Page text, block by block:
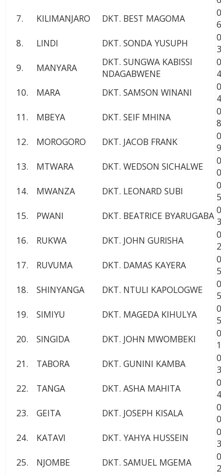
7.
KILIMANJARO DKT. BEST MAGOMA
8.
LINDI DKT. SONDA YUSUPH
9.
MANYARA
DKT. SUNGWA KABISSI
NDAGABWENE
10.
MARA DKT. SAMSON WINANI
11.
MBEYA DKT. SEIF MHINA
12.
MOROGORO DKT. JACOB FRANK
13.
MTWARA DKT. WEDSON SICHALWE
14.
MWANZA DKT. LEONARD SUBI
15.
PWANI DKT. BEATRICE BYARUGABA
16.
RUKWA DKT. JOHN GURISHA
17.
RUVUMA DKT. DAMAS KAYERA
18.
SHINYANGA DKT. NTULI KAPOLOGWE
19.
SIMIYU DKT. MAGEDA KIHULYA
20.
SINGIDA DKT. JOHN MWOMBEKI
21.
TABORA DKT. GUNINI KAMBA
22.
TANGA DKT. ASHA MAHITA
23.
GEITA DKT. JOSEPH KISALA
24.
KATAVI DKT. YAHYA HUSSEIN
25.
NJOMBE DKT. SAMUEL MGEMA